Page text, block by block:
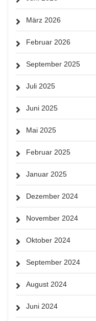
März 2026
Februar 2026
September 2025
Juli 2025
Juni 2025
Mai 2025
Februar 2025
Januar 2025
Dezember 2024
November 2024
Oktober 2024
September 2024
August 2024
Juni 2024